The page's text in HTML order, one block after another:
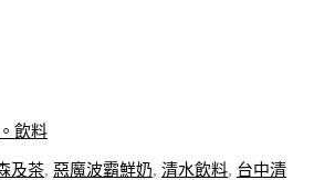
飲料
及茶, 惡魔波霸鮮奶, 清水飲料, 台中清